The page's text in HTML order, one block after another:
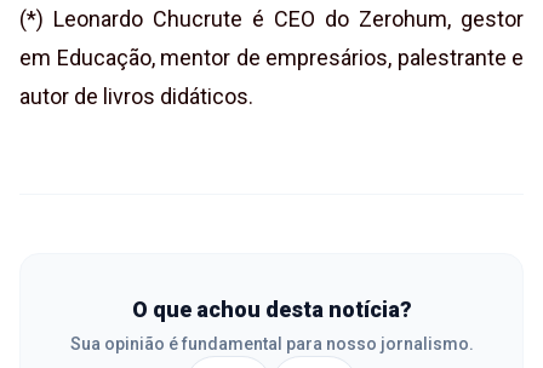
(*) Leonardo Chucrute é CEO do Zerohum, gestor
em Educação, mentor de empresários, palestrante e
autor de livros didáticos.
O que achou desta notícia?
Sua opinião é fundamental para nosso jornalismo.